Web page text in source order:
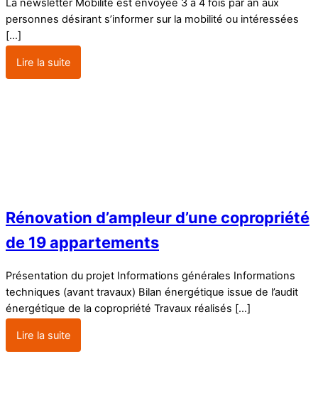
La newsletter Mobilité est envoyée 3 à 4 fois par an aux
personnes désirant s’informer sur la mobilité ou intéressées
[…]
Lire la suite
Rénovation d’ampleur d’une copropriété
de 19 appartements
Présentation du projet Informations générales Informations
techniques (avant travaux) Bilan énergétique issue de l’audit
énergétique de la copropriété Travaux réalisés […]
Lire la suite